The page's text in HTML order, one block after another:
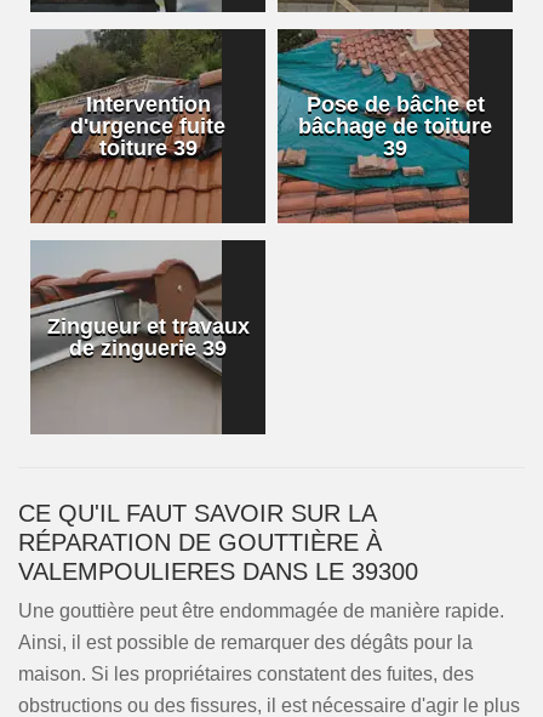
Intervention
d'urgence fuite
toiture 39
Pose de bâche et
bâchage de toiture
39
Zingueur et travaux
de zinguerie 39
CE QU'IL FAUT SAVOIR SUR LA
RÉPARATION DE GOUTTIÈRE À
VALEMPOULIERES DANS LE 39300
Une gouttière peut être endommagée de manière rapide.
Ainsi, il est possible de remarquer des dégâts pour la
maison. Si les propriétaires constatent des fuites, des
obstructions ou des fissures, il est nécessaire d'agir le plus